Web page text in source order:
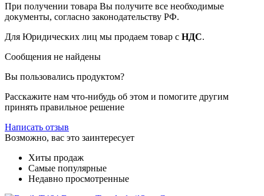
При получении товара Вы получите все необходимые
документы, согласно законодательству РФ.
Для Юридических лиц мы продаем товар с НДС.
Сообщения не найдены
Вы пользовались продуктом?
Расскажите нам что-нибудь об этом и помогите другим
принять правильное решение
Написать отзыв
Возможно, вас это заинтересует
Хиты продаж
Самые популярные
Недавно просмотренные